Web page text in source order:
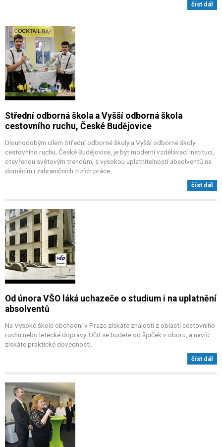
číst dál
Střední odborná škola a Vyšší odborná škola
cestovního ruchu, České Budějovice
Dlouhodobým cílem Střední odborné školy a Vyšší odborné školy
cestovního ruchu, České Budějovice, je být moderní vzdělávací institucí,
otevřenou světovým trendům, s vysokou uplatnitelností absolventů na
domácím i zahraničních trzích práce.
číst dál
Od února VŠO láká uchazeče o studium i na uplatnění
absolventů
Na Vysoké škole obchodní v Praze získáte znalosti z oblasti cestovního
ruchu nebo letecké dopravy. Učit se budete od špiček v oboru, a navíc
získáte praktické dovednosti.
číst dál